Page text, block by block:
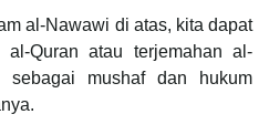
al-Nawawi di atas, kita dapat
al-Quran atau terjemahan al-
sebagai mushaf dan hukum